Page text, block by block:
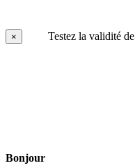
× Testez la validité
Bonjour